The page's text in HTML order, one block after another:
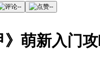
-- --
》萌新入门